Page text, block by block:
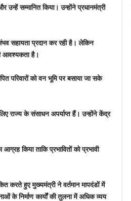
सम्मानित किया। उन्होंने प्रधानमंत्री
सहायता प्रदान कर रही है। लेकिन
आवश्यकता है।
परिवारों को वन भूमि पर बसाया जा सके
राज्य के संसाधन अपर्याप्त हैं। उन्होंने केंद्र
किया ताकि प्रभावितों को प्रभावी
करते हुए मुख्यमंत्री ने वर्तमान मापदंडों में
के निर्माण कार्यों की तुलना में अधिक व्यय